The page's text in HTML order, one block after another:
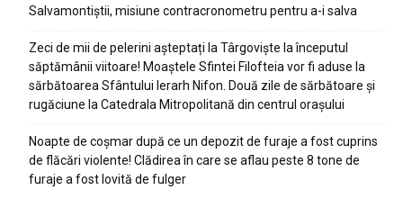
Salvamontiștii, misiune contracronometru pentru a-i salva
Zeci de mii de pelerini așteptați la Târgoviște la începutul
săptămânii viitoare! Moaștele Sfintei Filofteia vor fi aduse la
sărbătoarea Sfântului Ierarh Nifon. Două zile de sărbătoare și
rugăciune la Catedrala Mitropolitană din centrul orașului
Noapte de coșmar după ce un depozit de furaje a fost cuprins
de flăcări violente! Clădirea în care se aflau peste 8 tone de
furaje a fost lovită de fulger